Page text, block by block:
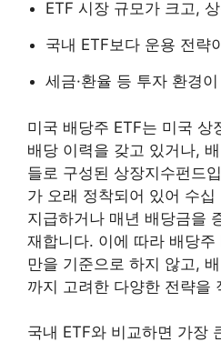
ETF 시장 규모가 크고,
국내 ETF보다 운용 전략
세금·환율 등 투자 환경
미국 배당주 ETF는 미국 상
배당 이력을 갖고 있거나,
들로 구성된 상장지수펀드
가 오래 정착되어 있어 수
지급하거나 매년 배당금을
재합니다. 이에 따라 배당주
만을 기준으로 하지 않고,
까지 고려한 다양한 전략을
국내 ETF와 비교하면 가장